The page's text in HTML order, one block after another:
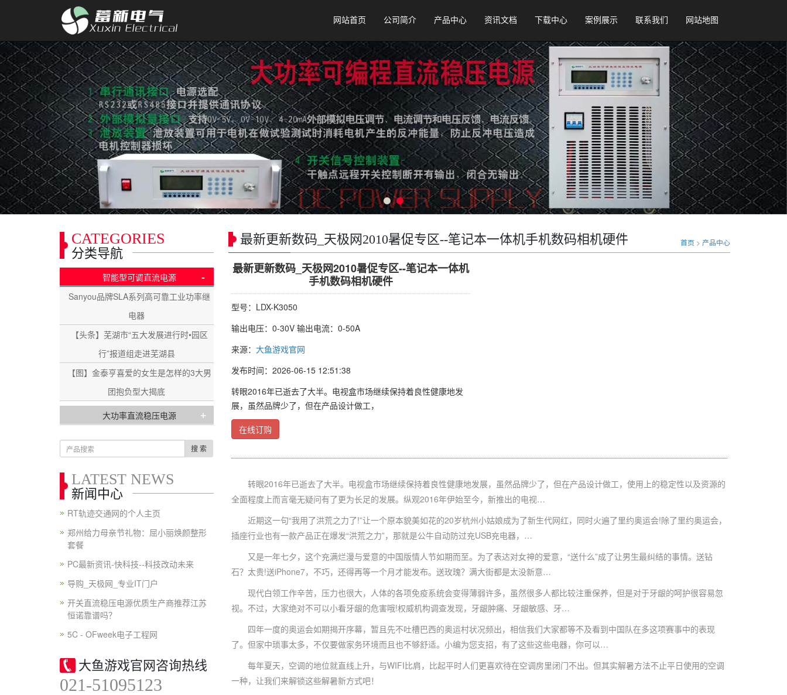
网站首页 公司简介 产品中心 资讯文档 下载中心 案例展示 联系我们 网站地图
最新更新数码_天极网2010暑促专区--笔记本一体机手机数码相机硬件 首页 > 产品中心
最新更新数码_天极网2010暑促专区--笔记本一体机
手机数码相机硬件
型号：LDX-K3050
输出电压：0-30V 输出电流：0-50A
来源： 大鱼游戏官网
发布时间：2026-06-15 12:51:38
转眼2016年已逝去了大半。电视盒市场继续保持着良性健康地发
展，虽然品牌少了，但在产品设计做工，
在线订购
转眼2016年已逝去了大半。电视盒市场继续保持着良性健康地发展，虽然品牌少了，但在产品设计做工，使用上的稳定性以及资源的
全面程度上而言毫无疑问有了更为长足的发展。纵观2016年伊始至今，新推出的电视…
近期这一句“我用了洪荒之力了!”让一个原本貌美如花的20岁杭州小姑娘成为了新生代网红，同时火遍了里约奥运会!除了里约奥运会，
插座行业也有一款产品正在爆发“洪荒之力”，那就是公牛自动防过充USB充电器，…
又是一年七夕，这个充满烂漫与爱意的中国版情人节如期而至。为了表达对女神的爱意，“送什么”成了让男生最纠结的事情。送钻
石？太贵!送iPhone7，不巧，还得再等一个月才能发布。送玫瑰？满大街都是太没新意…
现代白领工作辛苦，压力也很大，人体的各项免疫系统会变得薄弱许多，虽然很多人都比较注重保养，但是对于牙龈的呵护很容易忽
视。不过，大家绝对不可以小看牙龈的危害哦!权威机构调查发现，牙龈肿痛、牙龈敏感、牙…
四年一度的奥运会如期揭开序幕，暂且先不吐槽巴西的奥运村状况频出，相信我们大家都等不及看到中国队在多这项赛事中的表现
了。但家中琐事太多，不仅要做家务环境而且也不够舒适。小编为您支招，有了这些这些电器，你可以…
每年夏天，空调的地位就直线上升，与WIFI比肩，比起平时人们更喜欢待在空调房里闭门不出。但其实解暑方法不止平日使用的空调
一种，让我们来解锁这些解暑新方式吧！
CATEGORIES
分类导航
智能型可调直流电源 -
Sanyou品牌SLA系列高可靠工业功率继
电器
【头条】芜湖市“五大发展进行时•园区
行”报道组走进芜湖县
【图】金泰亨喜爱的女生是怎样的3大男
团抱负型大揭底
大功率直流稳压电源 +
搜 索
LATEST NEWS
新闻中心
RT轨迹交通网的个人主页
郑州给力母亲节礼物：屈小丽焕颜整形
套餐
PC最新资讯-快科技--科技改动未来
导购_天极网_专业IT门户
开关直流稳压电源优质生产商推荐江苏
恒诺靠谱吗？
5C - OFweek电子工程网
大鱼游戏官网咨询热线
021-51095123